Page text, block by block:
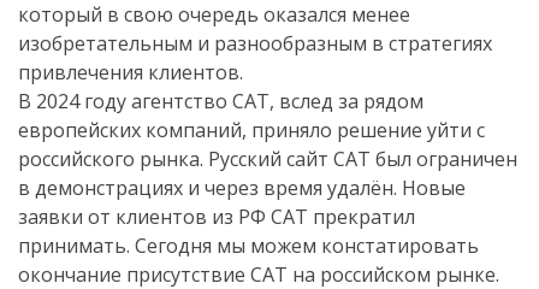
который в свою очередь оказался менее
изобретательным и разнообразным в стратегиях
привлечения клиентов.
В 2024 году агентство САТ, вслед за рядом
европейских компаний, приняло решение уйти с
российского рынка. Русский сайт САТ был ограничен
в демонстрациях и через время удалён. Новые
заявки от клиентов из РФ САТ прекратил
принимать. Сегодня мы можем констатировать
окончание присутствие САТ на российском рынке.